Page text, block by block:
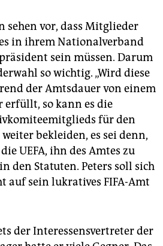
sehen vor, dass Mitglieder
in ihrem Nationalverband
sein müssen. Darum
so wichtig. „Wird diese
der Amtsdauer von einem
so kann es die
für den
bekleiden, es sei denn,
UEFA, ihn des Amtes zu
den Statuten. Peters soll sich
auf sein lukratives FIFA-Amt
der Interessensvertreter der